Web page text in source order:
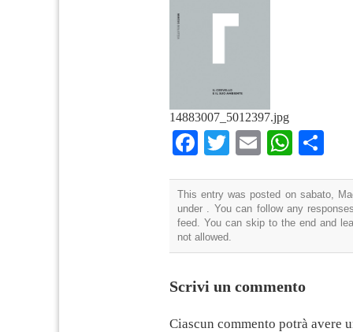
14883007_5012397.jpg
Facebook
TwitterEmail
This entry was posted on sabato,
under . You can follow any
feed. You can skip to the end and
not allowed.
Scrivi un commento
Ciascun commento potrà avere